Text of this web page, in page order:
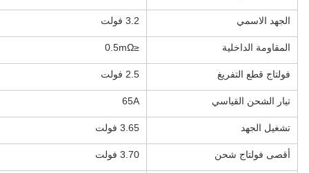
الجهد الاسمي 3.2 فولت
المقاومة الداخلية ≤0.5mΩ
فولتاج قطع التفريغ 2.5 فولت
تيار الشحن القياسي 65A
تشغيل الجهد 3.65 فولت
أقصى فولتاج شحن 3.70 فولت